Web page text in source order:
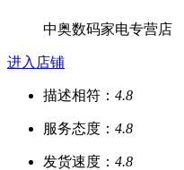
中奥数码家电专营店
进入店铺
描述相符： 4.8
服务态度： 4.8
发货速度： 4.8